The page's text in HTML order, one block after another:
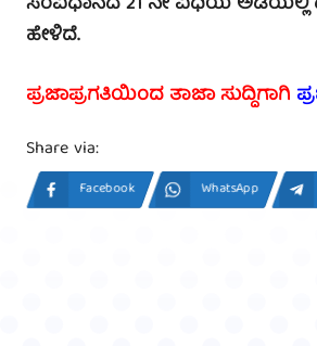
ಹೇಳಿದೆ.
ಪ್ರಜಾಪ್ರಗತಿಯಿಂದ ತಾಜಾ ಸುದ್ದಿಗಾಗಿ
Share via:
Facebook WhatsApp